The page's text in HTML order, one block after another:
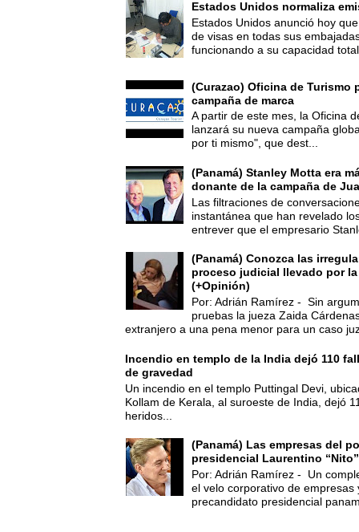
Estados Unidos normaliza
Estados Unidos anunció hoy
de visas en todas sus
funcionando a su capacidad
(Curazao) Oficina de Turismo
campaña de marca
A partir de este mes, la Oficina
lanzará su nueva campaña
por ti mismo", que dest...
(Panamá) Stanley Motta era
donante de la campaña de
Las filtraciones de
instantánea que han revelado
entrever que el empresario
(Panamá) Conozca las
proceso judicial llevado por
(+Opinión)
Por: Adrián Ramírez - Sin
pruebas la jueza Zaida
extranjero a una pena menor para un caso
Incendio en templo de la India dejó 110
de gravedad
Un incendio en el templo Puttingal Devi,
Kollam de Kerala, al suroeste de India, dejó
heridos...
(Panamá) Las empresas del
presidencial Laurentino
Por: Adrián Ramírez - Un
el velo corporativo de empresas
precandidato presidencial